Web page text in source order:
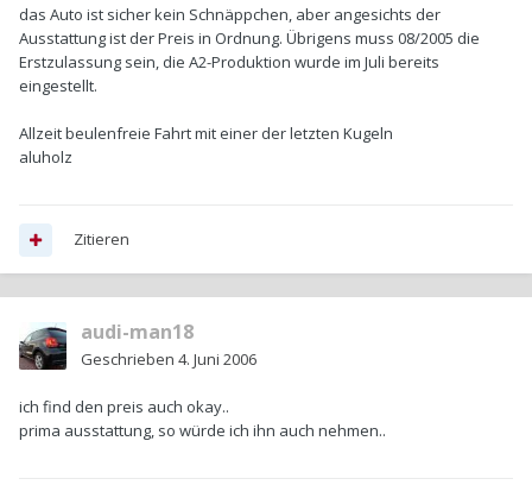
das Auto ist sicher kein Schnäppchen, aber angesichts der
Ausstattung ist der Preis in Ordnung. Übrigens muss 08/2005 die
Erstzulassung sein, die A2-Produktion wurde im Juli bereits
eingestellt.
Allzeit beulenfreie Fahrt mit einer der letzten Kugeln
aluholz
Zitieren
audi-man18
Geschrieben 4. Juni 2006
ich find den preis auch okay..
prima ausstattung, so würde ich ihn auch nehmen..